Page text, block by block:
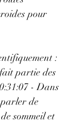
pour
:
partie des
- Dans
parler de
sommeil et